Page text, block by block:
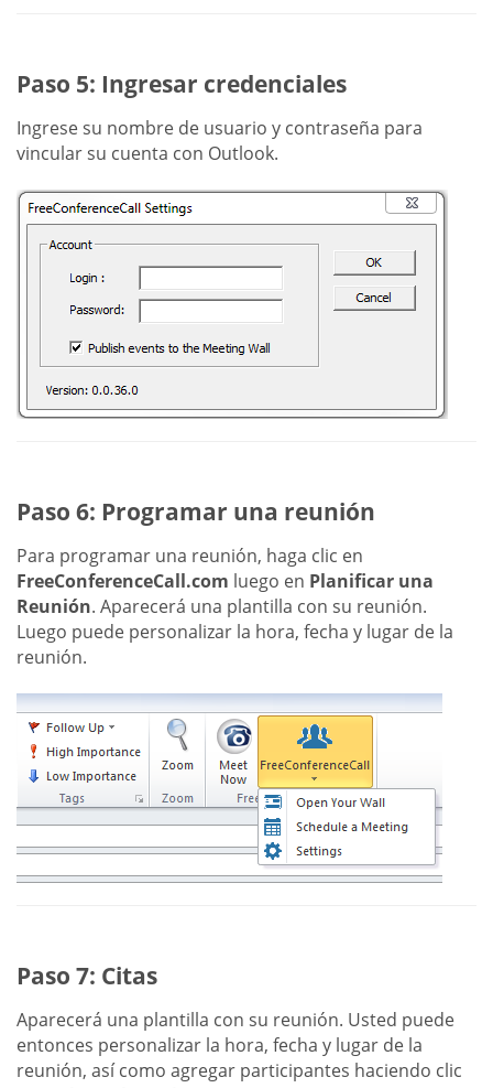
Paso 5: Ingresar credenciales
Ingrese su nombre de usuario y contraseña para
vincular su cuenta con Outlook.
Paso 6: Programar una reunión
Para programar una reunión, haga clic en
FreeConferenceCall.com luego en Planificar una
Reunión. Aparecerá una plantilla con su reunión.
Luego puede personalizar la hora, fecha y lugar de la
reunión.
Paso 7: Citas
Aparecerá una plantilla con su reunión. Usted puede
entonces personalizar la hora, fecha y lugar de la
reunión, así como agregar participantes haciendo clic